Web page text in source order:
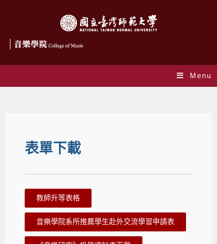
Menu
表單下載
教師升等表格
音樂學院系所推薦學生赴外交流學習申請表